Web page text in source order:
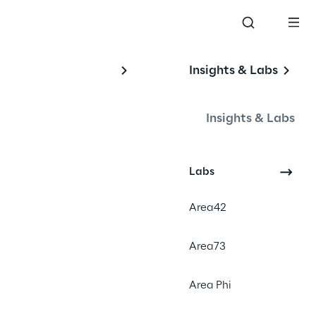
Insights & Labs
Insights & Labs
Labs
Area42
Area73
Area Phi